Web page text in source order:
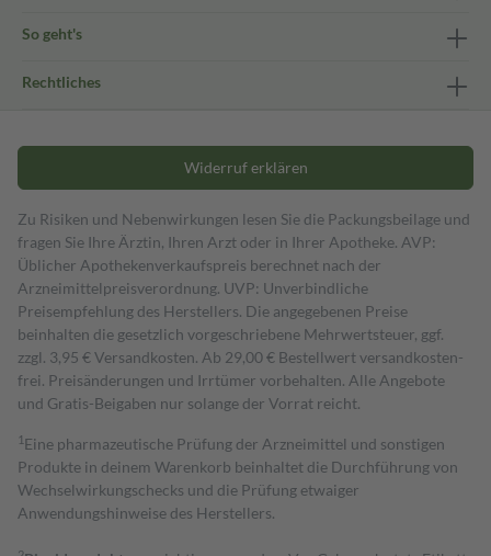
So geht's
Rechtliches
Widerruf erklären
Zu Risiken und Nebenwirkungen lesen Sie die Packungsbeilage und
fragen Sie Ihre Ärztin, Ihren Arzt oder in Ihrer Apotheke. AVP:
Üblicher Apothekenverkaufspreis berechnet nach der
Arzneimittelpreisverordnung. UVP: Unverbindliche
Preisempfehlung des Herstellers. Die angegebenen Preise
beinhalten die gesetzlich vorgeschriebene Mehrwertsteuer, ggf.
zzgl. 3,95 € Versandkosten. Ab 29,00 € Bestell­wert versand­kosten­
frei. Preisänderungen und Irrtümer vorbehalten. Alle Angebote
und Gratis-Beigaben nur solange der Vorrat reicht.
1 Eine pharmazeutische Prüfung der Arzneimittel und sonstigen
Produkte in deinem Warenkorb beinhaltet die Durchführung von
Wechselwirkungschecks und die Prüfung etwaiger
Anwendungshinweise des Herstellers.